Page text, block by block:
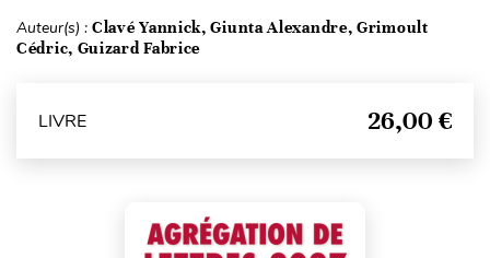
Auteur(s) : Clavé Yannick, Giunta Alexandre, Grimoult
Cédric, Guizard Fabrice
LIVRE 26,00 €